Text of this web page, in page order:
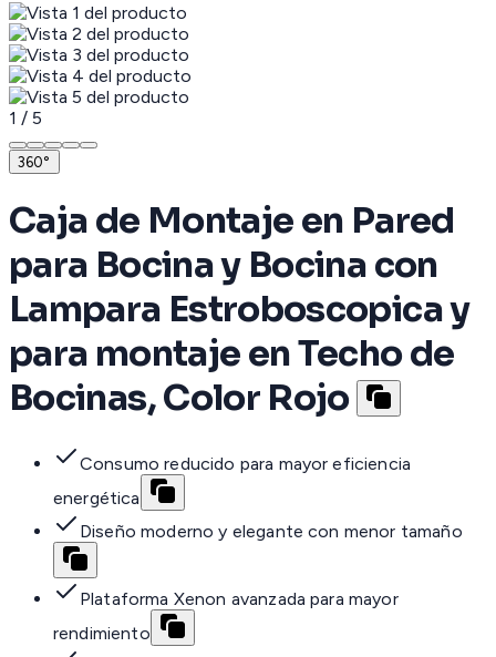
1 / 5
360°
Caja de Montaje en Pared
para Bocina y Bocina con
Lampara Estroboscopica y
para montaje en Techo de
Bocinas, Color Rojo
Consumo reducido para mayor eficiencia
energética
Diseño moderno y elegante con menor tamaño
Plataforma Xenon avanzada para mayor
rendimiento